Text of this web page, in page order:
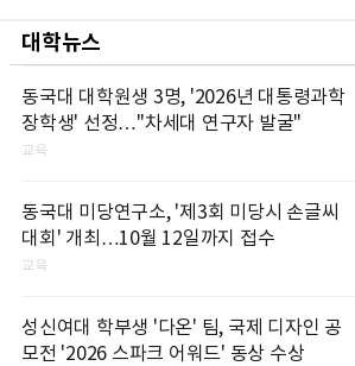
대학뉴스
동국대 대학원생 3명, '2026년 대통령과학
장학생' 선정…"차세대 연구자 발굴"
교육
동국대 미당연구소, '제3회 미당시 손글씨
대회' 개최…10월 12일까지 접수
교육
성신여대 학부생 '다온' 팀, 국제 디자인 공
모전 '2026 스파크 어워드' 동상 수상